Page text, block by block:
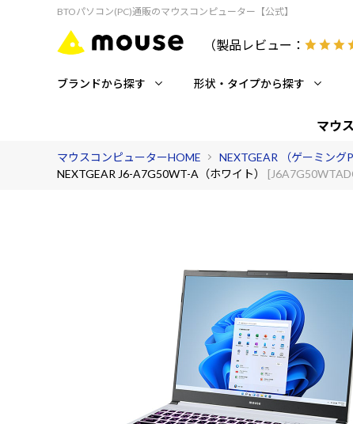
BTOパソコン(PC)通販のマウスコンピューター【公式】
（製品レビュー：
ブランドから探す 形状・タイプから探す
マウ
マウスコンピューターHOME NEXTGEAR （ゲーミング
NEXTGEAR J6-A7G50WT-A（ホワイト）